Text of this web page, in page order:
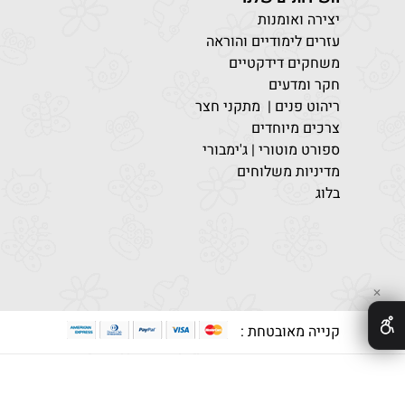
יצירה ואומנות
עזרים לימודיים והוראה
משחקים דידקטיים
חקר ומדעים
ריהוט פנים | מתקני חצר
צרכים מיוחדים
ספורט מוטורי | ג'ימבורי
מדיניות משלוחים
בלוג
קנייה מאובטחת :
✕